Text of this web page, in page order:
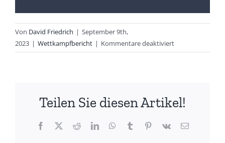
Von David Friedrich | September 9th,
2023 | Wettkampfbericht | Kommentare deaktiviertfür
Oberliga-
in
und
Teilen Sie diesen Artikel!
Facebook
X RedditLinkedInWhatsApp
TumblrPinterest
Vk
E-